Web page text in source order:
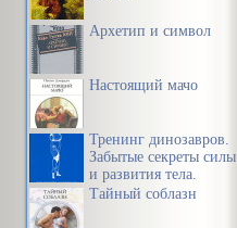
Архетип и символ
Настоящий мачо
Тренинг динозавров.
Забытые секреты силы
и развития тела.
Тайный соблазн